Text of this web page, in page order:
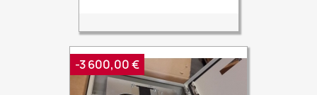
-3 600,00 €